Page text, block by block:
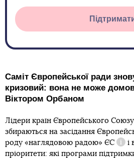
Саміт Європейської ради
кризовий: вона не може
Віктором Орбаном
Лідери країн Європейського Союзу
збираються на засідання
роду «наглядовою радою» ЄС
і
пріоритети: які програми